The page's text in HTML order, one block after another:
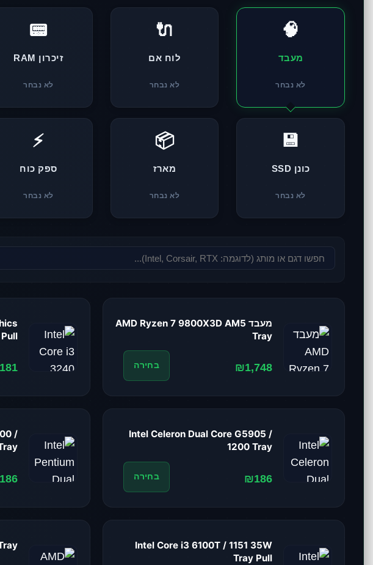
🧠
מעבד
לא נבחר
🔌
לוח אם
לא נבחר
📟
זיכרון RAM
לא נבחר
💾
כונן SSD
לא נבחר
📦
מארז
לא נבחר
⚡
ספק כוח
לא נבחר
מעבד AMD Ryzen 7 9800X3D AM5
Tray
₪1,748 בחירה
Intel Celeron Dual Core G5905 /
1200 Tray
₪186 בחירה
/
Intel Core i3 6100T / 1151 35W
Tray Pull